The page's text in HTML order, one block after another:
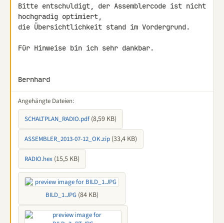
Bitte entschuldigt, der Assemblercode ist nicht
hochgradig optimiert,
die Übersichtlichkeit stand im Vordergrund.
Für Hinweise bin ich sehr dankbar.
Bernhard
Angehängte Dateien:
SCHALTPLAN_RADIO.pdf (8,59 KB)
ASSEMBLER_2013-07-12_OK.zip (33,4 KB)
RADIO.hex (15,5 KB)
BILD_1.JPG(84 KB)